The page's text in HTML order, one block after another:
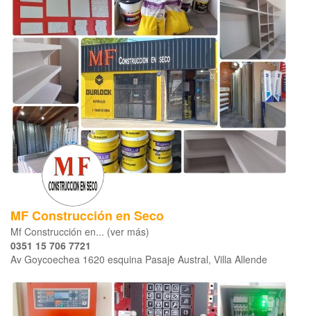
MF Construcción en Seco
Mf Construcción en... (ver más)
0351 15 706 7721
Av Goycoechea 1620 esquina Pasaje Austral, Villa Allende